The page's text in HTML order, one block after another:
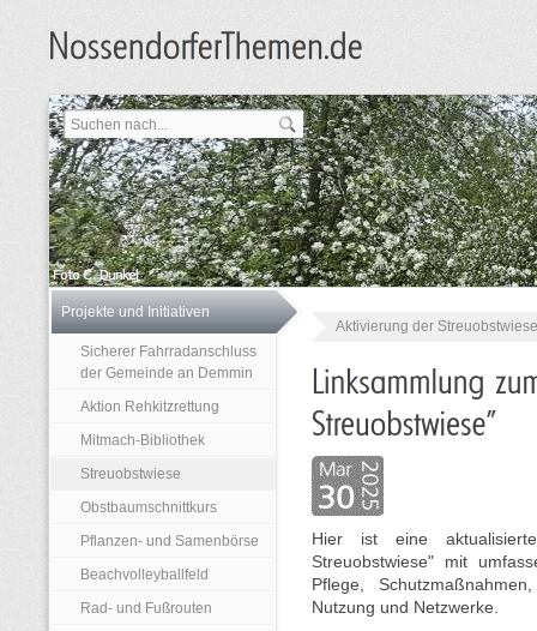
Projekte und Initiativen
Sicherer Fahrradanschluss
der Gemeinde an Demmin
Aktion Rehkitzrettung
Mitmach-Bibliothek
Streuobstwiese
Obstbaumschnittkurs
Pflanzen- und Samenbörse
Beachvolleyballfeld
Rad- und Fußrouten
Aktivierung der
Hier ist eine
Streuobstwiese" mit
Pflege,
Nutzung und Netzwerke.